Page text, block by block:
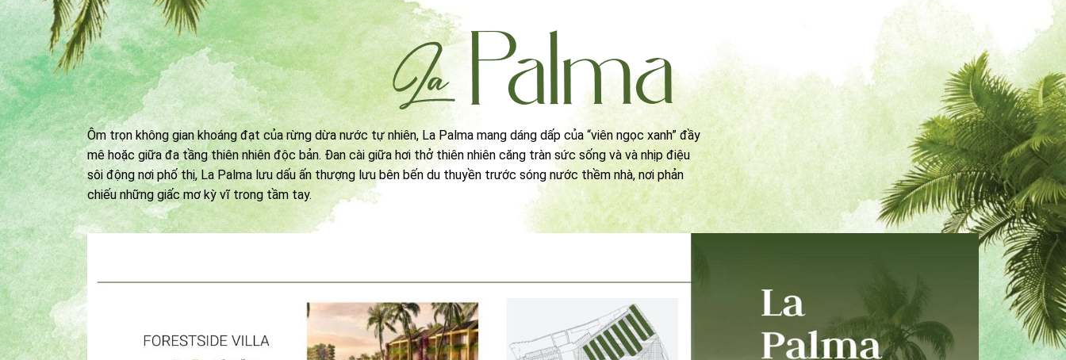
Ôm trọn không gian khoáng đạt của rừng dừa nước tự nhiên, La Palma mang dáng dấp của “viên ngọc xanh” đầy
mê hoặc giữa đa tầng thiên nhiên độc bản. Đan cài giữa hơi thở thiên nhiên căng tràn sức sống và và nhịp điệu
sôi động nơi phố thị, La Palma lưu dấu ấn thượng lưu bên bến du thuyền trước sóng nước thềm nhà, nơi phản
chiếu những giấc mơ kỳ vĩ trong tầm tay.